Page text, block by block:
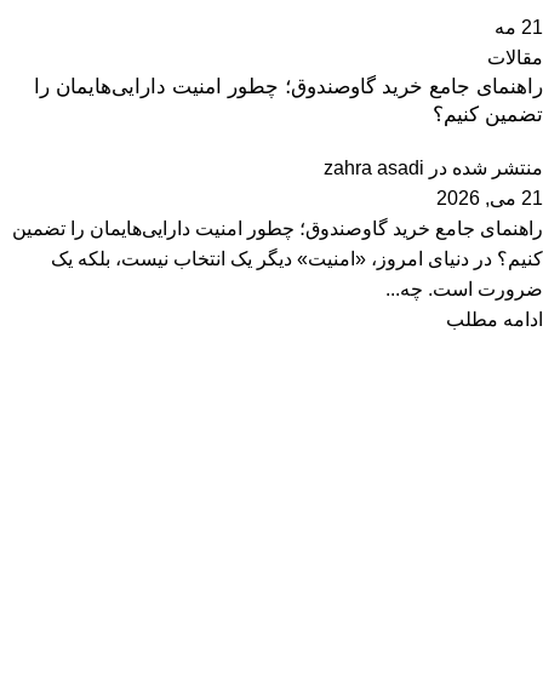
21 مه
مقالات
راهنمای جامع خرید گاوصندوق؛ چطور امنیت دارایی‌هایمان را
تضمین کنیم؟
منتشر شده در zahra asadi
21 می, 2026
راهنمای جامع خرید گاوصندوق؛ چطور امنیت دارایی‌هایمان را تضمین
کنیم؟ در دنیای امروز، «امنیت» دیگر یک انتخاب نیست، بلکه یک
ضرورت است. چه...
ادامه مطلب